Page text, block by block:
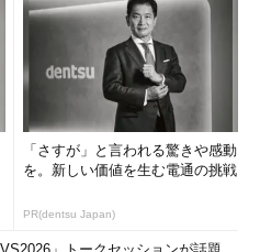
「さすが」と言われる驚きや感動
を。新しい価値を生む電通の挑戦
PR(dentsu Japan)